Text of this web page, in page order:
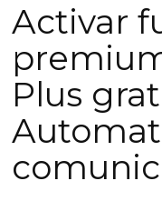
Activar
Plus